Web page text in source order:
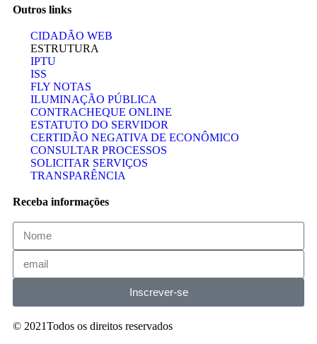
Outros links
CIDADÃO WEB
ESTRUTURA
IPTU
ISS
FLY NOTAS
ILUMINAÇÃO PÚBLICA
CONTRACHEQUE ONLINE
ESTATUTO DO SERVIDOR
CERTIDÃO NEGATIVA DE ECONÔMICO
CONSULTAR PROCESSOS
SOLICITAR SERVIÇOS
TRANSPARÊNCIA
Receba informações
Inscrever-se
© 2021Todos os direitos reservados